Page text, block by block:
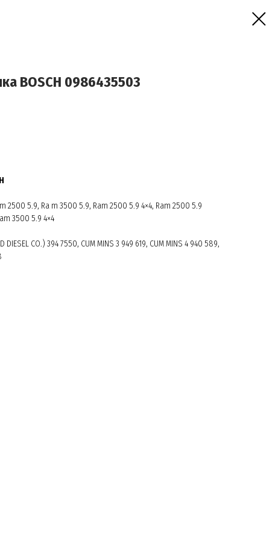
BOSCH 0986435503
2500 5.9, Ra m 3500 5.9, Ram 2500 5.9 4×4, Ram 2500 5.9
3500 5.9 4×4
DIESEL CO.) 394 7550, CUM MINS 3 949 619, CUM MINS 4 940 589,